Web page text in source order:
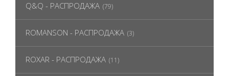
Q&Q - РАСПРОДАЖА (79)
ROMANSON - РАСПРОДАЖА (3)
ROXAR - РАСПРОДАЖА (11)